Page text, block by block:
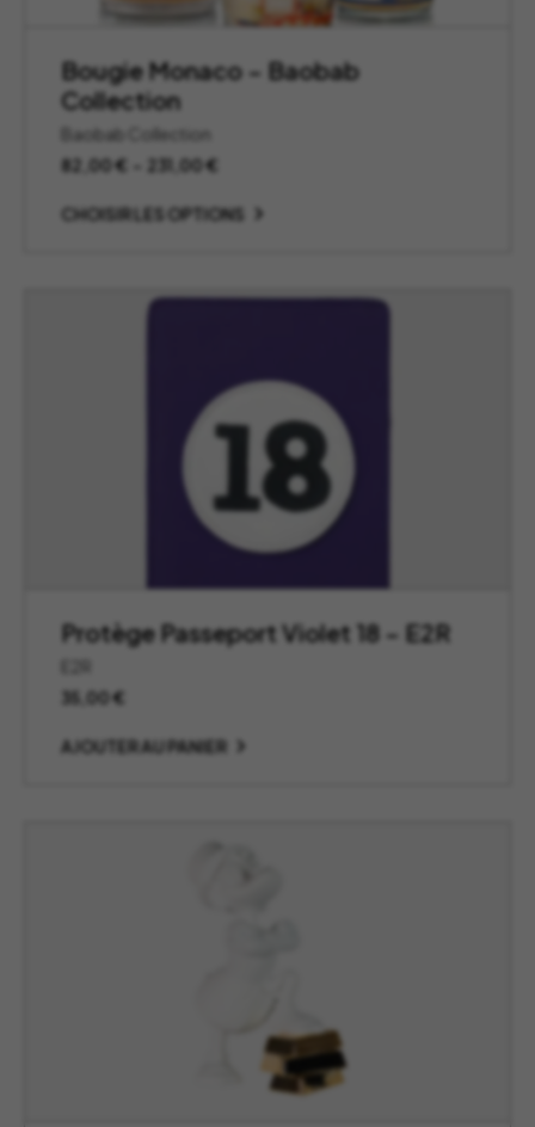
Bougie Monaco – Baobab
Collection
Baobab Collection
82,00€ 231,00€
prix :
CHOISIR LES OPTIONS
Protège Passeport Violet 18 – E2R
35,00€
AJOUTER AU PANIER